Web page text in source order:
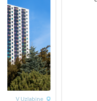
V Uzlabine